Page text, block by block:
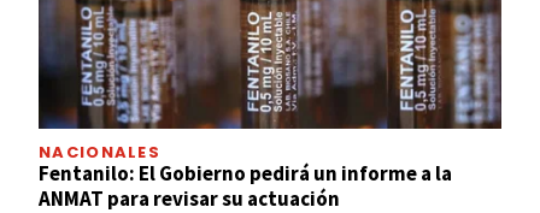
NACIONALES
Fentanilo: El Gobierno pedirá un informe a la
ANMAT para revisar su actuación